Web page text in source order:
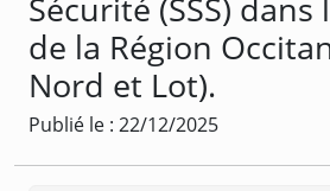
de la Région
Nord et Lot).
Publié le : 22/12/2025